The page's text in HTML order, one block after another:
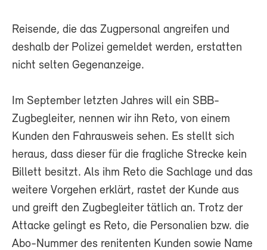
Reisende, die das Zugpersonal angreifen und
deshalb der Polizei gemeldet werden, erstatten
nicht selten Gegenanzeige.
Im September letzten Jahres will ein SBB-
Zugbegleiter, nennen wir ihn Reto, von einem
Kunden den Fahrausweis sehen. Es stellt sich
heraus, dass dieser für die fragliche Strecke kein
Billett besitzt. Als ihm Reto die Sachlage und das
weitere Vorgehen erklärt, rastet der Kunde aus
und greift den Zugbegleiter tätlich an. Trotz der
Attacke gelingt es Reto, die Personalien bzw. die
Abo-Nummer des renitenten Kunden sowie Name